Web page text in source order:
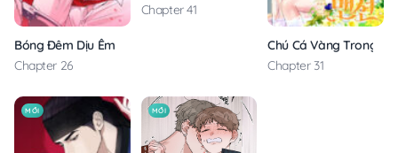
Bóng Đêm Dịu Êm
Chapter 26
Chapter 41
Chú Cá Vàng Trong
Chapter 31
MỚI MỚI